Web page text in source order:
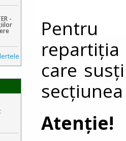
-
Pentru
repartiţia
care
Atenţie!